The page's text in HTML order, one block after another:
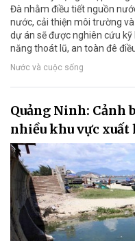
Đà nhằm điều tiết nguồn
nước, cải thiện môi trường
dự án sẽ được nghiên cứu
năng thoát lũ, an toàn đê
Nước và cuộc sống
Quảng Ninh: Cảnh
nhiều khu vực xuất